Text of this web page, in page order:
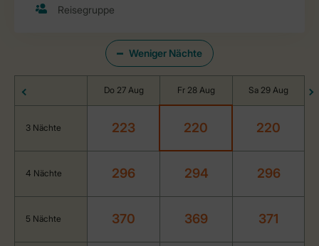
Weniger Nächte
Do 27 Aug Fr 28 Aug Sa 29 Aug
3 Nächte 223 220 220
4 Nächte 296 294 296
5 Nächte 370 369 371